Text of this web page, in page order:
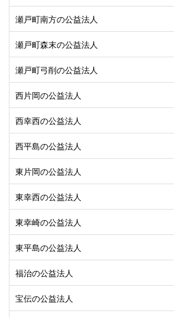
瀬戸町南方の公益法人
瀬戸町森末の公益法人
瀬戸町弓削の公益法人
西片岡の公益法人
西幸西の公益法人
西平島の公益法人
東片岡の公益法人
東幸西の公益法人
東幸崎の公益法人
東平島の公益法人
福治の公益法人
宝伝の公益法人